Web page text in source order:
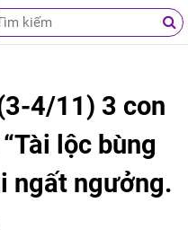
4/11) 3 con
lộc bùng
ngất ngưởng.